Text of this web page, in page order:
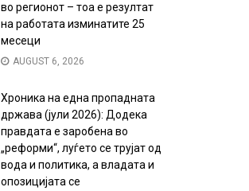
во регионот – тоа е резултат
на работата изминатите 25
месеци
AUGUST 6, 2026
Хроника на една пропадната
држава (јули 2026): Додека
правдата е заробена во
„реформи“, луѓето се трујат од
вода и политика, а владата и
опозицијата се